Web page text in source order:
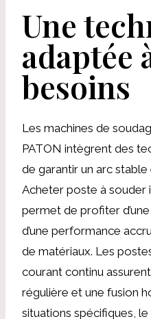
Une
adaptée
besoins
Les machines de
PATON intègrent des
de garantir un arc
Acheter poste à souder
permet de profiter
d’une performance
de matériaux. Les
courant continu
régulière et une fusion
situations spécifiques,